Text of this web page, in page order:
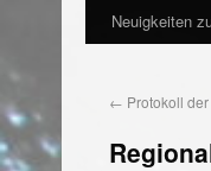
Neuigkeiten
← Protokoll